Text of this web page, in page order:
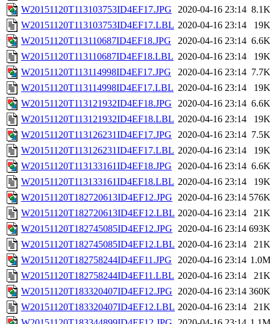
W20151120T113103753ID4EF17.JPG
2020-04-16 23:14 8.1K
W20151120T113103753ID4EF17.LBL 2020-04-16 23:14
19K
W20151120T113110687ID4EF18.JPG
2020-04-16 23:14 6.6K
W20151120T113110687ID4EF18.LBL 2020-04-16 23:14
19K
W20151120T113114998ID4EF17.JPG
2020-04-16 23:14 7.7K
W20151120T113114998ID4EF17.LBL 2020-04-16 23:14
19K
W20151120T113121932ID4EF18.JPG
2020-04-16 23:14 6.6K
W20151120T113121932ID4EF18.LBL 2020-04-16 23:14
19K
W20151120T113126231ID4EF17.JPG
2020-04-16 23:14 7.5K
W20151120T113126231ID4EF17.LBL 2020-04-16 23:14
19K
W20151120T113133161ID4EF18.JPG
2020-04-16 23:14 6.6K
W20151120T113133161ID4EF18.LBL 2020-04-16 23:14
19K
W20151120T182720613ID4EF12.JPG 2020-04-16 23:14 576K
W20151120T182720613ID4EF12.LBL 2020-04-16 23:14
21K
W20151120T182745085ID4EF12.JPG 2020-04-16 23:14 693K
W20151120T182745085ID4EF12.LBL 2020-04-16 23:14
21K
W20151120T182758244ID4EF11.JPG
2020-04-16 23:14 1.0M
W20151120T182758244ID4EF11.LBL 2020-04-16 23:14
21K
W20151120T183320407ID4EF12.JPG 2020-04-16 23:14 360K
W20151120T183320407ID4EF12.LBL 2020-04-16 23:14
21K